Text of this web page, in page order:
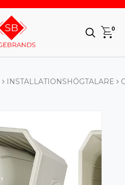
0
INSTALLATIONSHÖGTALARE